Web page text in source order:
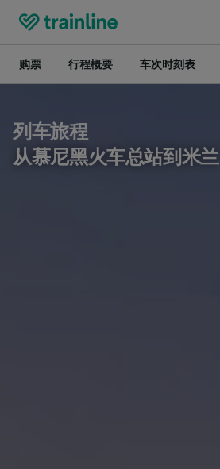
购票 行程概要 车次时刻表
列车旅程
从慕尼黑火车总站到米兰